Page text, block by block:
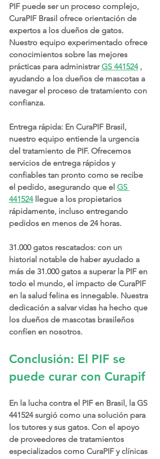
PIF puede ser un proceso complejo,
CuraPIF Brasil ofrece orientación de
expertos a los dueños de gatos.
Nuestro equipo experimentado ofrece
conocimientos sobre las mejores
prácticas para administrar GS 441524 ,
ayudando a los dueños de mascotas a
navegar el proceso de tratamiento con
confianza.
Entrega rápida: En CuraPIF Brasil,
nuestro equipo entiende la urgencia
del tratamiento de PIF. Ofrecemos
servicios de entrega rápidos y
confiables tan pronto como se recibe
el pedido, asegurando que el GS
441524 llegue a los propietarios
rápidamente, incluso entregando
pedidos en menos de 24 horas.
31.000 gatos rescatados: con un
historial notable de haber ayudado a
más de 31.000 gatos a superar la PIF en
todo el mundo, el impacto de CuraPIF
en la salud felina es innegable. Nuestra
dedicación a salvar vidas ha hecho que
los dueños de mascotas brasileños
confíen en nosotros.
Conclusión: El PIF se
puede curar con Curapif
En la lucha contra el PIF en Brasil, la GS
441524 surgió como una solución para
los tutores y sus gatos. Con el apoyo
de proveedores de tratamientos
especializados como CuraPIF y clínicas